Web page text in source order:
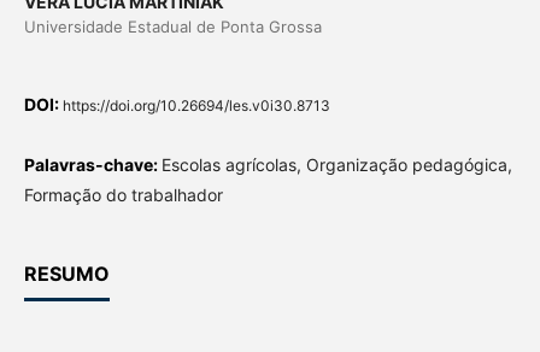
Universidade Estadual de Ponta Grossa
DOI: https://doi.org/10.26694/les.v0i30.8713
Palavras-chave: Escolas agrícolas, Organização pedagógica,
Formação do trabalhador
RESUMO